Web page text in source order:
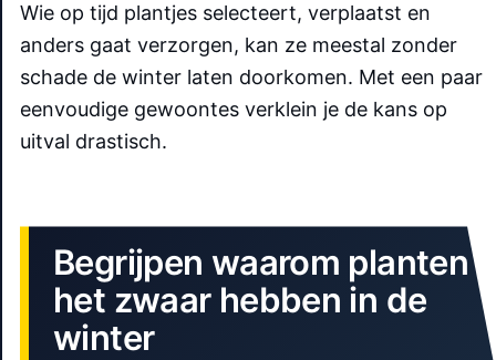
Wie op tijd plantjes selecteert, verplaatst en
anders gaat verzorgen, kan ze meestal zonder
schade de winter laten doorkomen. Met een paar
eenvoudige gewoontes verklein je de kans op
uitval drastisch.
Begrijpen waarom planten
het zwaar hebben in de
winter